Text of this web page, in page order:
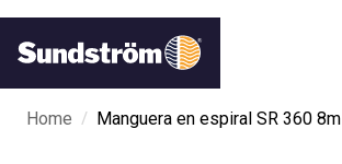
Home / Manguera en espiral SR 360 8m